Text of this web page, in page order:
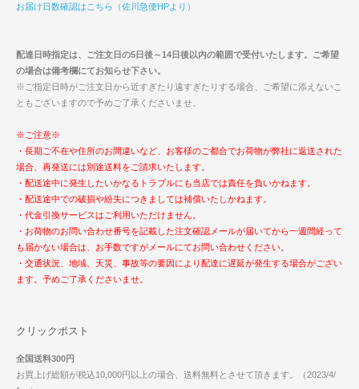
お届け日数確認はこちら（佐川急便HPより）
配達日時指定は、ご注文日の5日後～14日後以内の範囲で受付いたします。ご希望
の場合は備考欄にてお知らせ下さい。
※ご指定日時がご注文日から近すぎたり遠すぎたりする場合、ご希望に添えないこ
ともございますので予めご了承くださいませ。
※ご注意※
・長期ご不在や住所のお間違いなど、お客様のご都合でお荷物が弊社に返送された
場合、再発送には別途送料をご請求いたします。
・配送途中に発生したいかなるトラブルにも当店では責任を負いかねます。
・配送途中での破損や紛失につきましては補償いたしかねます。
・代金引換サービスはご利用いただけません。
・お荷物のお問い合わせ番号を記載した注文確認メールが届いてから一週間経って
も届かない場合は、お手数ですがメールにてお問い合わせください。
・交通状況、地域、天災、事故等の要因により配達に遅延が発生する場合がござい
ます。予めご了承くださいませ。
クリックポスト
全国送料300円
お買上げ総額が税込10,000円以上の場合、送料無料とさせて頂きます。（2023/4/